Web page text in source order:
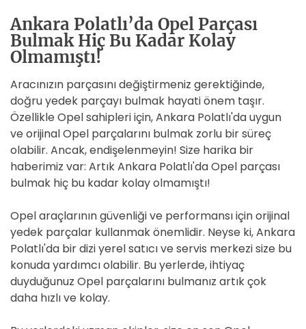
Ankara Polatlı’da Opel Parçası
Bulmak Hiç Bu Kadar Kolay
Olmamıştı!
Aracınızın parçasını değiştirmeniz gerektiğinde,
doğru yedek parçayı bulmak hayati önem taşır.
Özellikle Opel sahipleri için, Ankara Polatlı'da uygun
ve orijinal Opel parçalarını bulmak zorlu bir süreç
olabilir. Ancak, endişelenmeyin! Size harika bir
haberimiz var: Artık Ankara Polatlı'da Opel parçası
bulmak hiç bu kadar kolay olmamıştı!
Opel araçlarının güvenliği ve performansı için orijinal
yedek parçalar kullanmak önemlidir. Neyse ki, Ankara
Polatlı'da bir dizi yerel satıcı ve servis merkezi size bu
konuda yardımcı olabilir. Bu yerlerde, ihtiyaç
duyduğunuz Opel parçalarını bulmanız artık çok
daha hızlı ve kolay.